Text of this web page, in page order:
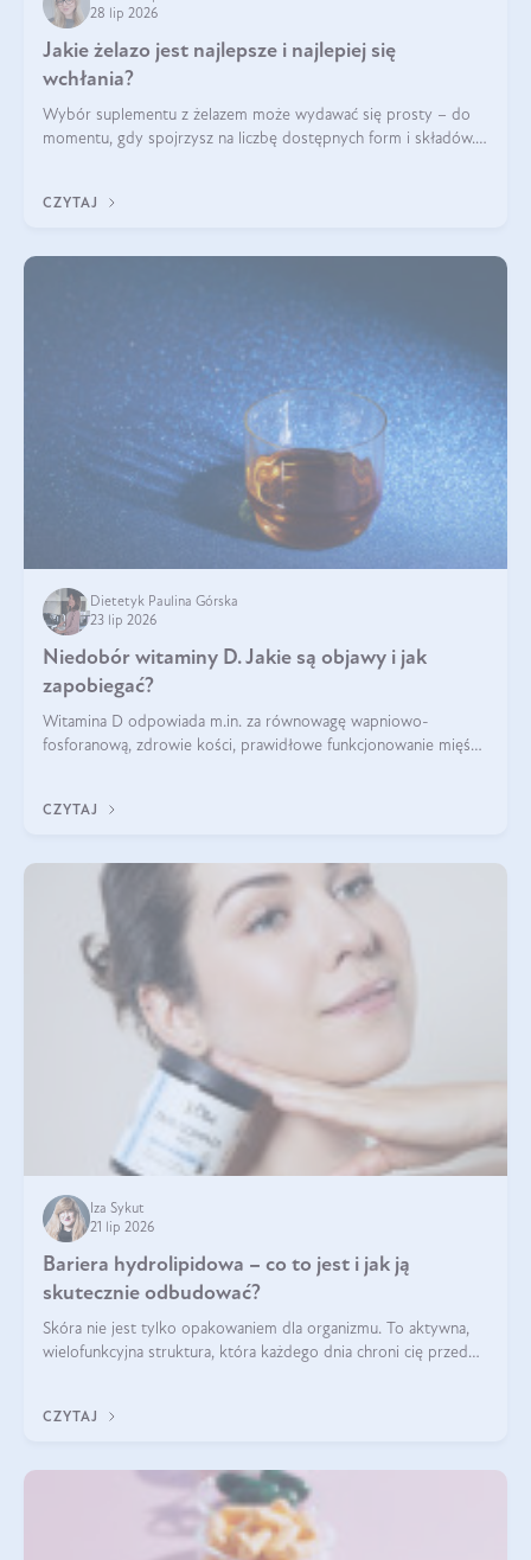
28 lip 2026
Jakie żelazo jest najlepsze i najlepiej się
wchłania?
Wybór suplementu z żelazem może wydawać się prosty – do
momentu, gdy spojrzysz na liczbę dostępnych form i składów.
zawierać suplement?
CZYTAJ
Dietetyk Paulina Górska
23 lip 2026
Niedobór witaminy D. Jakie są objawy i jak
zapobiegać?
Witamina D odpowiada m.in. za równowagę wapniowo-
fosforanową, zdrowie kości, prawidłowe funkcjonowanie mięśni
problemem.
CZYTAJ
Iza Sykut
21 lip 2026
Bariera hydrolipidowa – co to jest i jak ją
skutecznie odbudować?
Skóra nie jest tylko opakowaniem dla organizmu. To aktywna,
wielofunkcyjna struktura, która każdego dnia chroni cię przed
bariera hydrolipidowa.
CZYTAJ